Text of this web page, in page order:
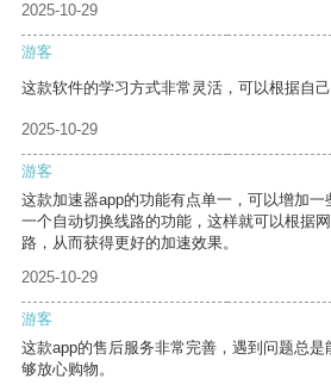
2025-10-29
游客
这款软件的学习方式非常灵活，可以根据自
2025-10-29
游客
这款加速器app的功能有点单一，可以增加
一个自动切换线路的功能，这样就可以根据
路，从而获得更好的加速效果。
2025-10-29
游客
这款app的售后服务非常完善，遇到问题总
够放心购物。